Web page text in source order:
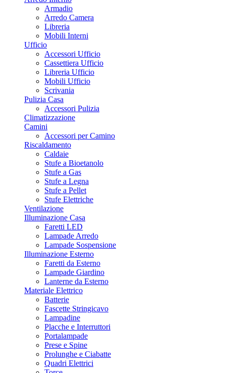
Armadio
Arredo Camera
Libreria
Mobili Interni
Ufficio
Accessori Ufficio
Cassettiera Ufficio
Libreria Ufficio
Mobili Ufficio
Scrivania
Pulizia Casa
Accessori Pulizia
Climatizzazione
Camini
Accessori per Camino
Riscaldamento
Caldaie
Stufe a Bioetanolo
Stufe a Gas
Stufe a Legna
Stufe a Pellet
Stufe Elettriche
Ventilazione
Illuminazione Casa
Faretti LED
Lampade Arredo
Lampade Sospensione
Illuminazione Esterno
Faretti da Esterno
Lampade Giardino
Lanterne da Esterno
Materiale Elettrico
Batterie
Fascette Stringicavo
Lampadine
Placche e Interruttori
Portalampade
Prese e Spine
Prolunghe e Ciabatte
Quadri Elettrici